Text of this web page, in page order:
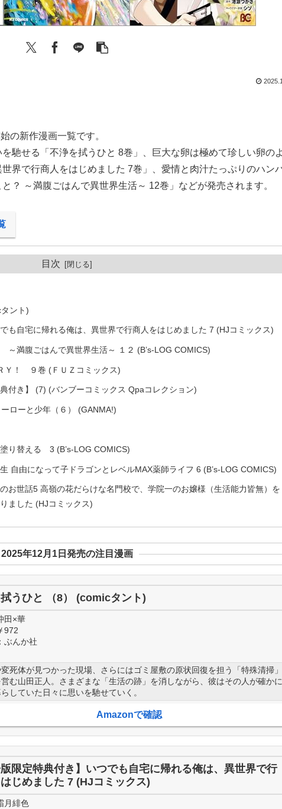
の新作漫画一覧です。
馳せる「不浄を拭うひと 8巻」、巨大な卵は極めて珍しい卵の
界で行商人をはじめました 7巻」、愛情と肉汁たっぷりのハン
？ ～満腹ごはんで異世界生活～ 12巻」などが発売されます。
目次
ント)
も自宅に帰れる俺は、異世界で行商人をはじめました 7 (HJコミックス)
満腹ごはんで異世界生活～ １２ (B’s-LOG COMICS)
Ｙ！ ９巻 (ＦＵＺコミックス)
付き】 (7) (バンブーコミックス Qpaコレクション)
ローと少年（６） (GANMA!)
り替える 3 (B’s-LOG COMICS)
自由になって子ドラゴンとレベルMAX薬師ライフ 6 (B’s-LOG COMICS)
お世話5 高嶺の花だらけな名門校で、学院一のお嬢様（生活能力皆無）を
ました (HJコミックス)
2025年12月1日発売の注目漫画
うひと （8） (comicタント)
田×華
972
ぶんか社
死体が見つかった現場、さらにはゴミ屋敷の原状回復を担う「特殊清掃」
む山田正人。さまざまな「生活の跡」を消しながら、彼はその人が確かに
していた日々に思いを馳せていく。
Amazonで確認
版限定特典付き】いつでも自宅に帰れる俺は、異世界で行
じめました 7 (HJコミックス)
月緋色